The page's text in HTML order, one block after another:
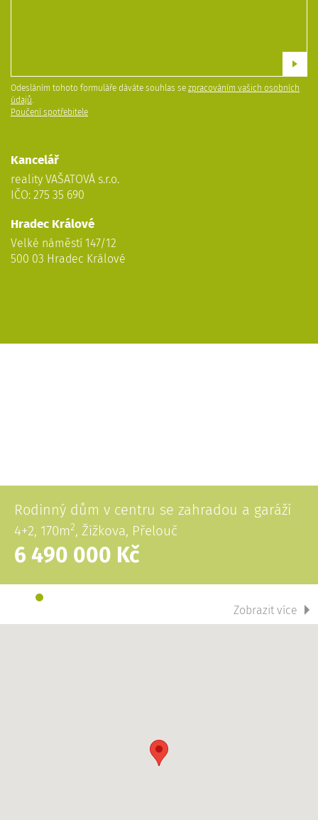
Odesláním tohoto formuláře dáváte souhlas se zpracováním vašich osobních
údajů.
Poučení spotřebitele
Kancelář
reality VAŠATOVÁ s.r.o.
IČO: 275 35 690
Hradec Králové
Velké náměstí 147/12
500 03 Hradec Králové
Rodinný dům v centru se zahradou a garáží
4+2, 170m2, Žižkova, Přelouč
6 490 000 Kč
Zobrazit více